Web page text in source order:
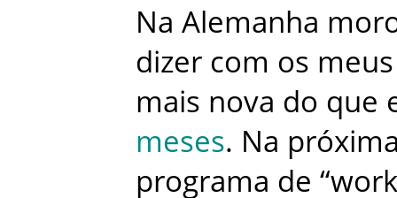
Na Alemanha
dizer com os meus
mais nova do que
meses. Na
programa de “work